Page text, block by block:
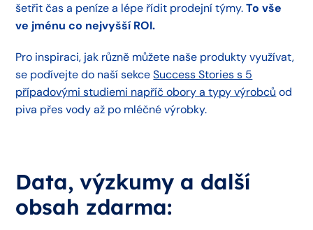
šetřit čas a peníze a lépe řídit prodejní týmy.To vše
ve jménu co nejvyšší ROI.
Pro inspiraci, jak různě můžete naše produkty využívat,
se podívejte do naší sekceSuccess Stories s 5
případovými studiemi napříč obory a typy výrobců od
piva přes vody až po mléčné výrobky.
Data, výzkumy a další
obsah zdarma: